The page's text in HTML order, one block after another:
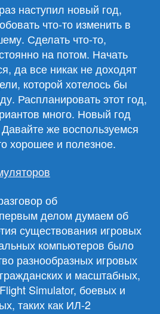
наступил новый год,
что-то изменить в
Сделать что-то,
на потом. Начать
да все никак не доходят
которой хотелось бы
Распланировать этот год,
много. Новый год
же воспользуемся
хорошее и полезное.
об
делом думаем об
существования игровых
компьютеров было
разнообразных игровых
и масштабных,
Simulator, боевых и
таких как ИЛ-2